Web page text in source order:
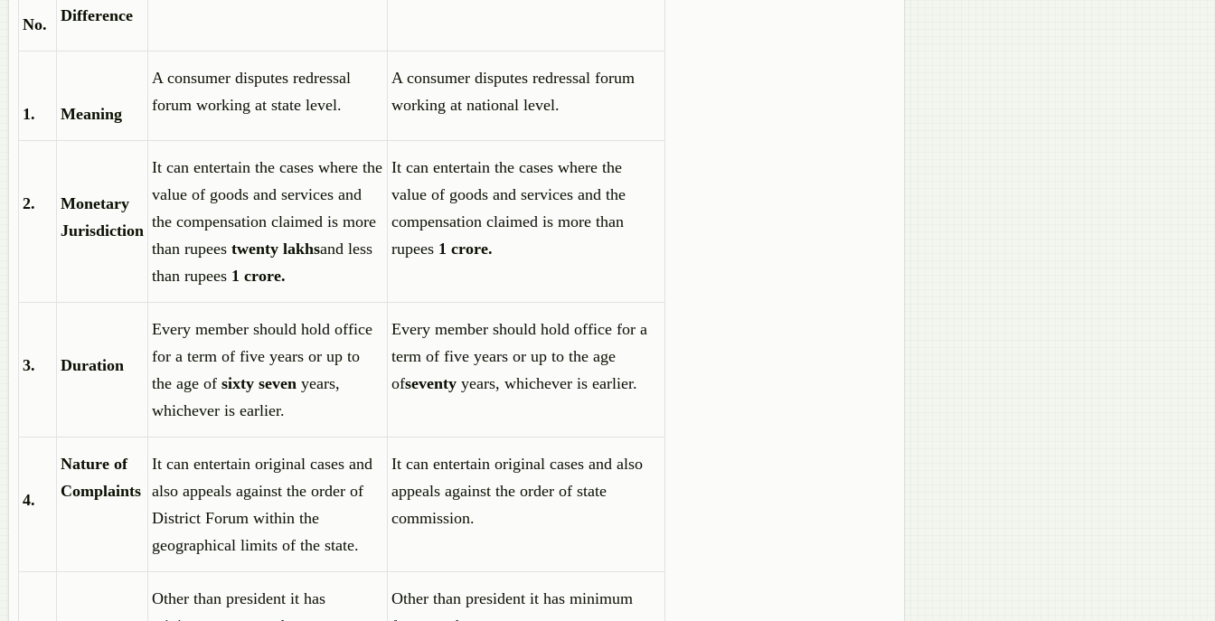
No.
Difference
1. Meaning
A consumer disputes redressal
forum working at state level.
A consumer disputes redressal forum
working at national level.
2.
Monetary
Jurisdiction
It can entertain the cases where the
value of goods and services and
the compensation claimed is more
than rupees twenty lakhsand less
than rupees 1 crore.
It can entertain the cases where the
value of goods and services and the
compensation claimed is more than
rupees 1 crore.
3. Duration
Every member should hold office
for a term of five years or up to
the age of sixty seven years,
whichever is earlier.
Every member should hold office for a
term of five years or up to the age
ofseventy years, whichever is earlier.
4.
Nature of
Complaints
It can entertain original cases and
also appeals against the order of
District Forum within the
geographical limits of the state.
It can entertain original cases and also
appeals against the order of state
commission.
Other than president it has
Other than president it has minimum